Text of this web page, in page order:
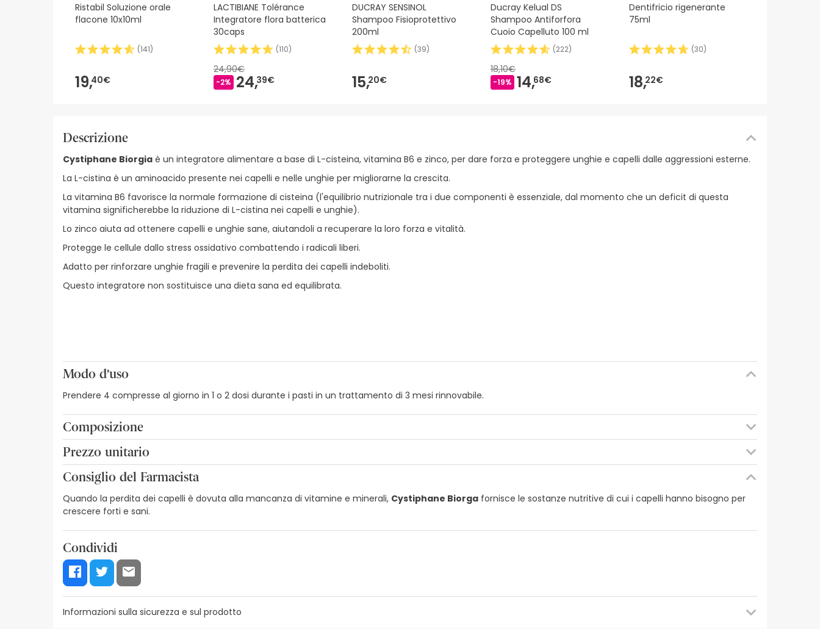
Ristabil Soluzione orale
flacone 10x10ml
(141)
19,40€
LACTIBIANE Tolérance
Integratore flora batterica
30caps
(110)
24,90€
-2% 24,39€
DUCRAY SENSINOL
Shampoo Fisioprotettivo
200ml
(39)
15,20€
Ducray Kelual DS
Shampoo Antiforfora
Cuoio Capelluto 100 ml
(222)
18,10€
-19% 14,68€
Dentifricio rigenerante
75ml
(30)
18,22€
Descrizione
Cystiphane Biorgia è un integratore alimentare a base di L-cisteina, vitamina B6 e zinco, per dare forza e proteggere unghie e capelli dalle aggressioni esterne.
La L-cistina è un aminoacido presente nei capelli e nelle unghie per migliorarne la crescita.
La vitamina B6 favorisce la normale formazione di cisteina (l'equilibrio nutrizionale tra i due componenti è essenziale, dal momento che un deficit di questa
vitamina significherebbe la riduzione di L-cistina nei capelli e unghie).
Lo zinco aiuta ad ottenere capelli e unghie sane, aiutandoli a recuperare la loro forza e vitalità.
Protegge le cellule dallo stress ossidativo combattendo i radicali liberi.
Adatto per rinforzare unghie fragili e prevenire la perdita dei capelli indeboliti.
Questo integratore non sostituisce una dieta sana ed equilibrata.
Modo d’uso
Prendere 4 compresse al giorno in 1 o 2 dosi durante i pasti in un trattamento di 3 mesi rinnovabile.
Composizione
L-CISTINA, AGENTE DI RIVESTIMENTO: CELLULOSA MICROCRISTALLINA, ANTIAGGLOMERANTE: TALCO, AGENTE DI RIVESTIMENTO: IDROSSIPROPILMETILCELLULOSA, SOLFATO DI
ZINCO ADDENSANTE: CARBOSSINETILCELLULOSA SODICA, ANTIAGGLOMERANTE: STEARATO DI MAGNESIO, ARGININA, VITAMINA B6, AGENTE DI RIVESTIMENTO: ACIDO
STEARICO, BIOSSIDO DI TITANIO, CERA DI CARRUBA, COLORANTE: RIBOFLAVINA.
Prezzo unitario
0,29€ / Tavolette
Consiglio del Farmacista
Quando la perdita dei capelli è dovuta alla mancanza di vitamine e minerali, Cystiphane Biorga fornisce le sostanze nutritive di cui i capelli hanno bisogno per
crescere forti e sani.
Condividi
Informazioni sulla sicurezza e sul prodotto